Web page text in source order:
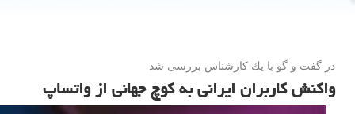
در گفت و گو با یك كارشناس بررسی شد
واكنش كاربران ایرانی به كوچ جهانی از واتساپ